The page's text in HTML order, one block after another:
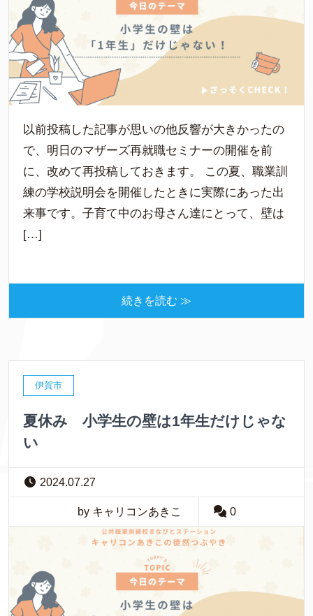
以前投稿した記事が思いの他反響が大きかったの
で、明日のマザーズ再就職セミナーの開催を前
に、改めて再投稿しておきます。 この夏、職業訓
練の学校説明会を開催したときに実際にあった出
来事です。子育て中のお母さん達にとって、壁は
[…]
続きを読む ≫
伊賀市
夏休み 小学生の壁は1年生だけじゃな
い
2024.07.27
by キャリコンあきこ 0